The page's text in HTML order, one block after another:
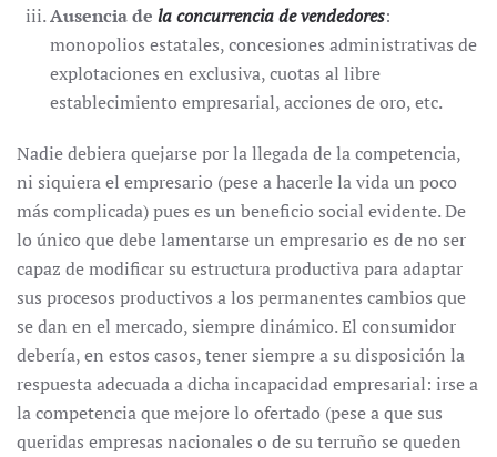
Ausencia de la concurrencia de vendedores:
monopolios estatales, concesiones administrativas de
explotaciones en exclusiva, cuotas al libre
establecimiento empresarial, acciones de oro, etc.
Nadie debiera quejarse por la llegada de la competencia,
ni siquiera el empresario (pese a hacerle la vida un poco
más complicada) pues es un beneficio social evidente. De
lo único que debe lamentarse un empresario es de no ser
capaz de modificar su estructura productiva para adaptar
sus procesos productivos a los permanentes cambios que
se dan en el mercado, siempre dinámico. El consumidor
debería, en estos casos, tener siempre a su disposición la
respuesta adecuada a dicha incapacidad empresarial: irse a
la competencia que mejore lo ofertado (pese a que sus
queridas empresas nacionales o de su terruño se queden